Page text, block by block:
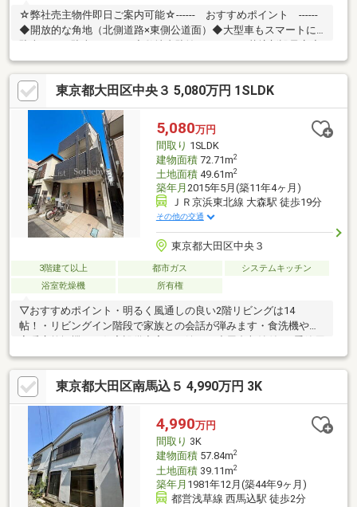
☆弊社売主物件即日ご案内可能☆------ おすすめポイント ------
◆開放的な角地（北側道路×東側公道面）◆大型車もスマートに
新規フルリノベーション（２０２６年８月末完了予定） ・床暖
房・食洗機・自動水栓・浴室乾燥機装備 ・小屋裏収納・ＷＩ
Ｃ・カップボード（１．８ｍ）新設 ・室内外グレーを基調と
し、更にエコカラット・アクセントクロス等で 高級感を演
出。 ・屋根再塗装工事・バルコニー再防水工事・床張り替え・
上張り全室 浴槽・玄関扉・洗面化粧台・キッチン・トイレ・
建具新規※本物件は告知事項がございます
東京都大田区中央３ 5,080万円 1SLDK
5,080万円
間取り 1SLDK
建物面積72.71m2
土地面積49.61m2
築年月 2015年5月(築11年4ヶ月)
ＪＲ京浜東北線 大森駅 徒歩19分
その他の交通
東京都大田区中央３
3階建て以上 都市ガス
システムキッチン
浴室乾燥機
所有権
▽おすすめポイント・明るく風通しの良い2階リビングは14
帖！・リビングイン階段で家族との会話が弾みます・食洗機や浴
品の保管にピッタリ！・玄関前 自転車・バイク置場有り！▽アク
セス＼平坦立地！／京浜東北線「大森」駅 徒歩19分池上線「池
上」駅 徒歩20分浅草線「西馬込」駅 徒歩23分京急線「大森町」
駅 徒歩24分「スーモを見て」とお問い合わせいただくと、スムー
ズにご案内できます！資料請求・物件のお問い合わせは、0120-
811-151(通話無料)までお気軽にどうぞ。
東京都大田区南馬込５ 4,990万円 3K
4,990万円
間取り 3K
建物面積57.84m2
土地面積39.11m2
築年月 1981年12月(築44年9ヶ月)
都営浅草線 西馬込駅 徒歩2分